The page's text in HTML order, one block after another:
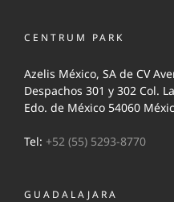
CENTRUM PARK
Azelis México, SA de CV
Despachos 301 y 302 Col.
Edo. de México 54060
Tel: +52 (55) 5293-8770
GUADALAJARA